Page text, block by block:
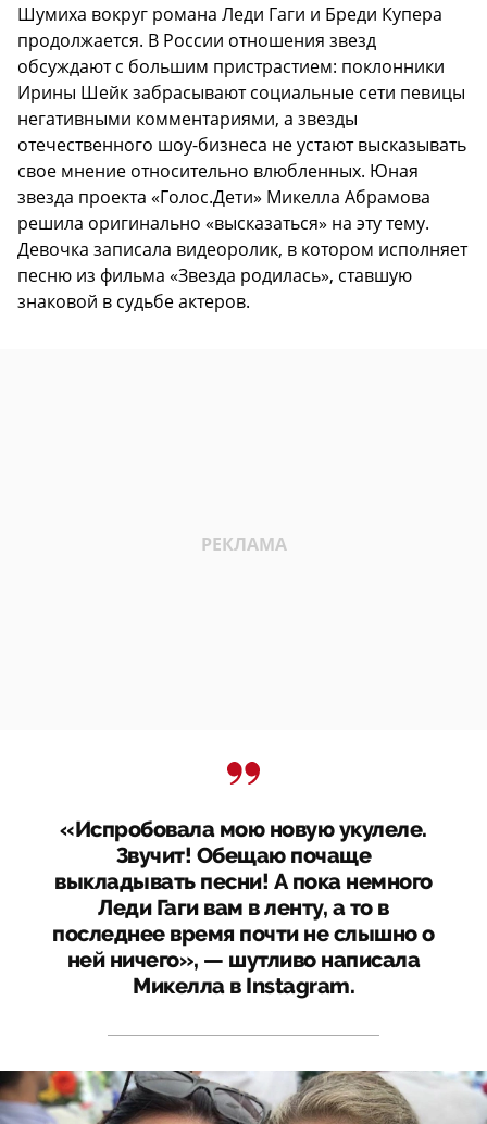
Шумиха вокруг романа Леди Гаги и Бреди Купера
продолжается. В России отношения звезд
обсуждают с большим пристрастием: поклонники
Ирины Шейк забрасывают социальные сети певицы
негативными комментариями, а звезды
отечественного шоу-бизнеса не устают высказывать
свое мнение относительно влюбленных. Юная
звезда проекта «Голос.Дети» Микелла Абрамова
решила оригинально «высказаться» на эту тему.
Девочка записала видеоролик, в котором исполняет
песню из фильма «Звезда родилась», ставшую
знаковой в судьбе актеров.
«Испробовала мою новую укулеле.
Звучит! Обещаю почаще
выкладывать песни! А пока немного
Леди Гаги вам в ленту, а то в
последнее время почти не слышно о
ней ничего», — шутливо написала
Микелла в Instagram.